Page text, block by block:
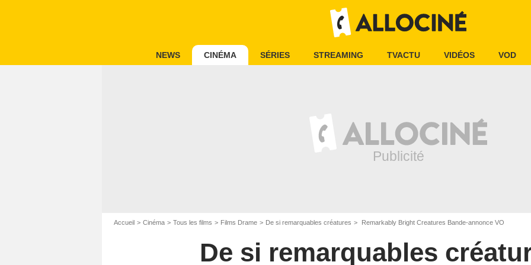
NEWS CINÉMA SÉRIES STREAMING TVACTU VIDÉOS VOD
Accueil Cinéma Tous les films Films Drame De si remarquables créatures Remarkably Bright Creatures Bande-annonce VO
De si remarquables